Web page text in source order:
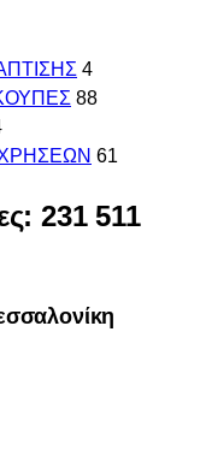
4
88
61
231 511